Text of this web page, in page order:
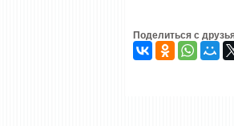
Поделиться с